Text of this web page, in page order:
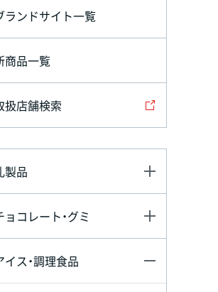
ランドサイト一覧
商品一覧
扱店舗検索
製品
ョコレート・グミ
イス・調理食品